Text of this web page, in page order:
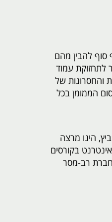
סוף להבין מהם
לתחזוקת עמוד
והחסרונות של
הממומן בכל
הינו מרצה
בקורסים
חברת רב-מסר